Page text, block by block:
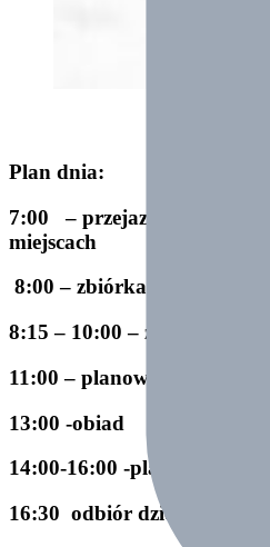
Plan dnia:
7:00 – przejazd i odbiór
miejscach
8:00 – zbiórka, hala
8:15 – 10:00 – zajęcia
11:00 – planowane atrakcje
13:00 -obiad
14:00-16:00 -planowane
16:30 odbiór dziecka